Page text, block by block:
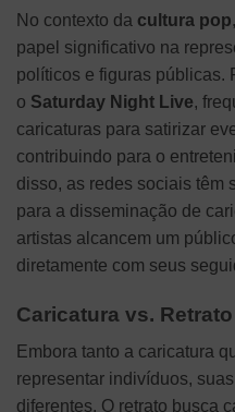
No contexto da cultura pop
papel significativo na
políticos e figuras públicas.
o Saturday Night Live,
caricaturas para satirizar
contribuindo para o
disso, as redes sociais têm
para a disseminação de
artistas alcancem um
diretamente com seus
Caricatura vs. Retrato
Embora tanto a caricatura
representar indivíduos,
diferentes. O retrato busca